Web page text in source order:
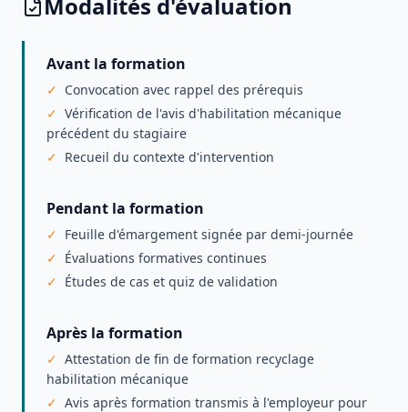
Avant la formation
Convocation avec rappel des prérequis
Vérification de l'avis d'habilitation mécanique
précédent du stagiaire
Recueil du contexte d'intervention
Pendant la formation
Feuille d'émargement signée par demi-journée
Évaluations formatives continues
Études de cas et quiz de validation
Après la formation
Attestation de fin de formation recyclage
habilitation mécanique
Avis après formation transmis à l'employeur pour